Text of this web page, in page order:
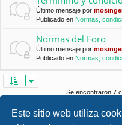
Este sitio web utiliza
Último mensaje por
Publicado en Normas,
Normas del Foro
Último mensaje por
Publicado en Normas,
Se encontraron 7